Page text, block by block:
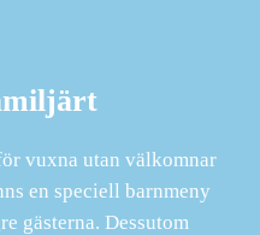
vuxna utan välkomnar
en speciell barnmeny
gästerna. Dessutom